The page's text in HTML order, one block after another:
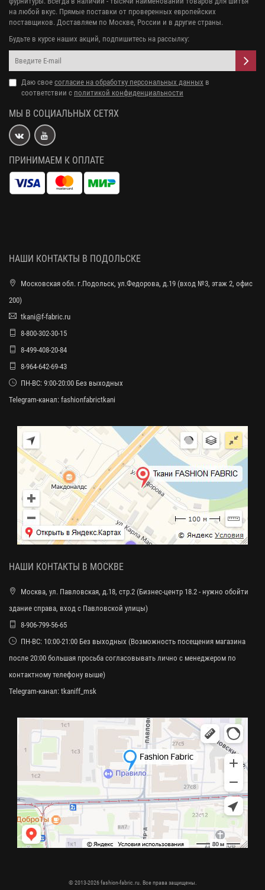
на любой вкус. Прямые поставки от проверенных европейских
поставщиков. Доставляем по Москве, России и в другие страны.
Будьте в курсе наших акций, подпишитесь на рассылку:
Даю свое согласие на обработку персональных данных в
соответствии с политикой конфиденциальности
МЫ В СОЦИАЛЬНЫХ СЕТЯХ
ПРИНИМАЕМ К ОПЛАТЕ
НАШИ КОНТАКТЫ В ПОДОЛЬСКЕ
Московская обл. г.Подольск, ул.Федорова, д.19 (вход №3, этаж 2, офис
200)
tkani@f-fabric.ru
8-800-302-30-15
8-499-408-20-84
8-964-642-69-43
ПН-ВС: 9:00-20:00 Без выходных
Telegram-канал: fashionfabrictkani
НАШИ КОНТАКТЫ В МОСКВЕ
Москва, ул. Павловская, д.18, стр.2 (Бизнес-центр 18.2 - нужно обойти
здание справа, вход с Павловской улицы)
8-906-799-56-65
ПН-ВС: 10:00-21:00 Без выходных (Возможность посещения магазина
после 20:00 большая просьба согласовывать лично с менеджером по
контактному телефону выше)
Telegram-канал: tkaniff_msk
© 2013-2026 fashion-fabric.ru. Все права защищены.